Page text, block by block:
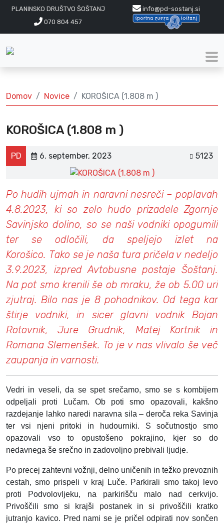
PLANINSKO DRUŠTVO ŠOŠTANJ
info@pd-sostanj.si
070 804 457
Domov Novice KOROŠICA (1.808 m )
KOROŠICA (1.808 m )
PD 6. september, 2023 5123
Po hudih ujmah in naravni nesreči – poplavah
4.8.2023, ki so zelo hudo prizadele Zgornje
Savinjsko dolino, so se naši vodniki opogumili
ter se odločili, da speljejo izlet na
Korošico. Tako se je naša tura pričela v nedeljo
3.9.2023, izpred Avtobusne postaje Šoštanj.
Na pot smo krenili še ob mraku, že ob 5.00 uri
zjutraj. Bilo nas je 8 pohodnikov. Od tega kar
štirje vodniki, in sicer glavni vodnik Bojan
Rotovnik, Jure Grudnik, Matej Kortnik in
Romana Slemenšek. To je v nas vlivalo še več
zaupanja in varnosti.
Vedri in veseli, da se spet srečamo, smo se s kombijem
odpeljali proti Lučam. Ob poti smo opazovali, kakšno
razdejanje lahko naredi naravna sila – deroča reka Savinja
ter vsi njeni pritoki in hudourniki. S sočutnostjo smo
opazovali vso to opustošeno pokrajino, kjer so do
nedavnega še srečno in zadovoljno prebivali ljudje.
Po precej zahtevni vožnji, delno uničenih in težko prevoznih
cestah, smo prispeli v kraj Luče. Parkirali smo takoj levo
proti Podvolovljeku, na parkirišču malo nad cerkvijo.
Privoščili smo si krajši postanek in si privoščili kratko
jutranjo kavico. Pred nami se je pričel odpirati nov sončen